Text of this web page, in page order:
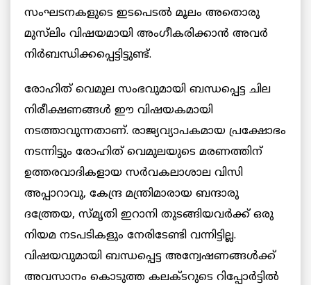
സംഘടനകളുടെ ഇടപെടൽ മൂലം അതൊരു
മുസ്‌ലിം വിഷയമായി അംഗീകരിക്കാൻ അവർ
നിർബന്ധിക്കപ്പെട്ടിട്ടുണ്ട്.
രോഹിത് വെമുല സംഭവുമായി ബന്ധപ്പെട്ട ചില
നിരീക്ഷണങ്ങൾ ഈ വിഷയകമായി
നടത്താവുന്നതാണ്. രാജ്യവ്യാപകമായ പ്രക്ഷോഭം
നടന്നിട്ടും രോഹിത് വെമുലയുടെ മരണത്തിന്
ഉത്തരവാദികളായ സർവകലാശാല വിസി
അപ്പാറാവു, കേന്ദ്ര മന്ത്രിമാരായ ബന്ദാരു
ദത്ത്രേയ, സ്‌മൃതി ഇറാനി തുടങ്ങിയവർക്ക് ഒരു
നിയമ നടപടികളും നേരിടേണ്ടി വന്നിട്ടില്ല.
വിഷയവുമായി ബന്ധപ്പെട്ട അന്വേഷണങ്ങൾക്ക്
അവസാനം കൊടുത്ത കലക്ടറുടെ റിപ്പോർട്ടിൽ